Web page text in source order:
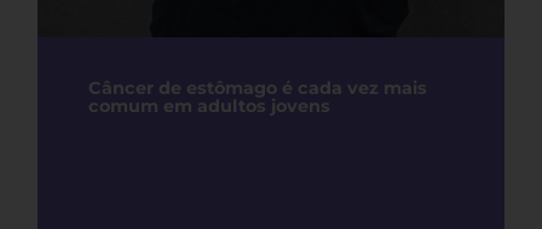
Câncer de estômago é cada vez mais
comum em adultos jovens